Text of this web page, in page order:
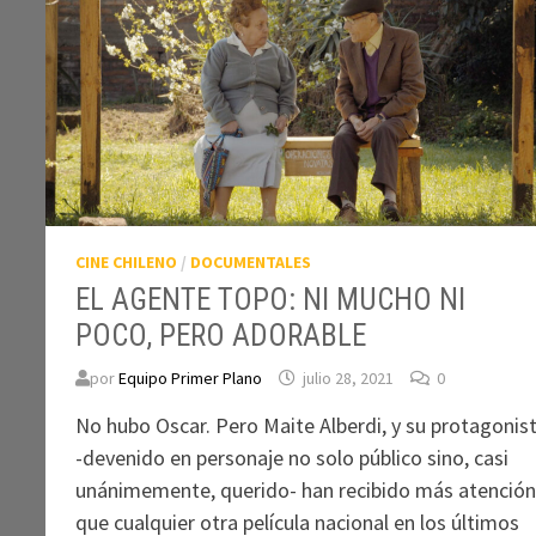
CINE CHILENO / DOCUMENTALES
EL AGENTE TOPO: NI MUCHO NI
POCO, PERO ADORABLE
porEquipo Primer Plano julio 28, 2021 0
No hubo Oscar. Pero Maite Alberdi, y su
-devenido en personaje no solo público sino, casi
unánimemente, querido- han recibido más atención
que cualquier otra película nacional en los últimos